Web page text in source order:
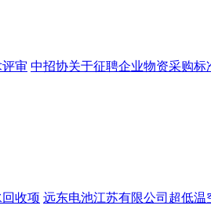
审 中招协关于征聘企业物资采购标
收项 远东电池江苏有限公司超低温